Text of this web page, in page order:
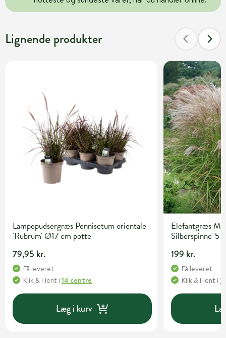
Lignende produkter
Lampepudsergræs Pennisetum orientale
'Rubrum' Ø17 cm potte
79,95 kr.
Få leveret
Klik & Hent i 14 centre
Læg i kurv
Elefantgræs
Silberspinne' 5
199 kr.
Få leveret
Klik & Hent i